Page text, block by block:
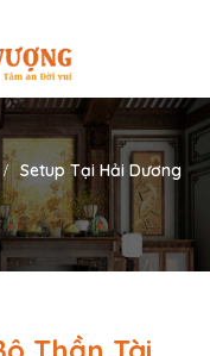
Setup Tại Hải Dương